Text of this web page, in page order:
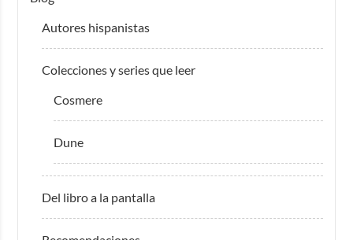
Autores hispanistas
Colecciones y series que leer
Cosmere
Dune
Del libro a la pantalla